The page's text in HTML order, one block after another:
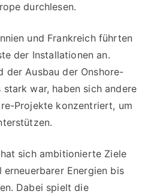
durchlesen.
und Frankreich führten
der Installationen an.
der Ausbau der Onshore-
war, haben sich andere
Projekte konzentriert, um
sich ambitionierte Ziele
Energien bis
Dabei spielt die